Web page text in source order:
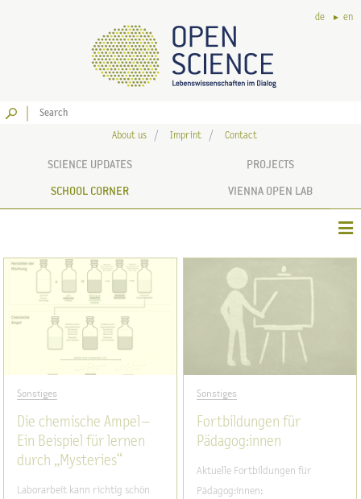
de en
About us Imprint Contact
SCIENCE UPDATES PROJECTS
SCHOOL CORNER VIENNA OPEN LAB
Sonstiges
Die chemische Ampel –
Ein Beispiel für lernen
durch „Mysteries“
Laborarbeit kann richtig schön
Sonstiges
Fortbildungen für
Pädagog:innen
Aktuelle Fortbildungen für
Pädagog:innen: